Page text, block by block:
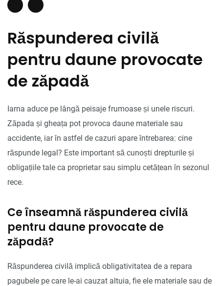
Răspunderea civilă
pentru daune provocate
de zăpadă
Iarna aduce pe lângă peisaje frumoase și unele riscuri.
Zăpada și gheața pot provoca daune materiale sau
accidente, iar în astfel de cazuri apare întrebarea: cine
răspunde legal? Este important să cunoști drepturile și
obligațiile tale ca proprietar sau simplu cetățean în sezonul
rece.
Ce înseamnă răspunderea civilă
pentru daune provocate de
zăpadă?
Răspunderea civilă implică obligativitatea de a repara
pagubele pe care le-ai cauzat altuia, fie ele materiale sau de